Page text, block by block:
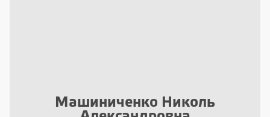
Машиниченко Николь